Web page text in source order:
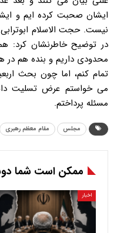
ایشان صحبت کرده ایم و
نیست. حجت الاسلام
در توضیح خاطرنشان کرد:
تمام کنم، اما چون بحث
می خواستم عرض تسلیت
مسئله پرداختم.
مجلس مقام معظم رهبری
ممکن است شما
اخبار